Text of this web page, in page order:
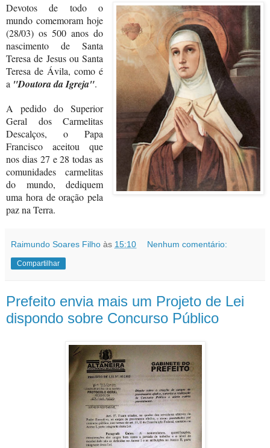
Devotos de todo o
mundo comemoram hoje
(28/03) os 500 anos do
nascimento de Santa
Teresa de Jesus ou Santa
Teresa de Ávila, como é
a "Doutora da Igreja".
A pedido do Superior
Geral dos Carmelitas
Descalços, o Papa
Francisco aceitou que
nos dias 27 e 28 todas as
comunidades carmelitas
do mundo, dediquem
uma hora de oração pela
paz na Terra.
Raimundo Soares Filho às 15:10 Nenhum comentário:
Compartilhar
Prefeito envia mais um Projeto de Lei
dispondo sobre Concurso Público